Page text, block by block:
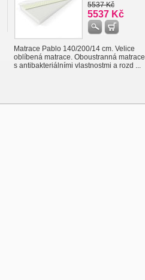
5537 Kč
5537 Kč
Matrace Pablo 140/200/14 cm. Velice
oblíbená matrace. Oboustranná matrace
s antibakteriálními vlastnostmi a rozd ...